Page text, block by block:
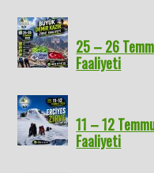
25 – 26
Faaliyeti
11 – 12
Faaliyeti